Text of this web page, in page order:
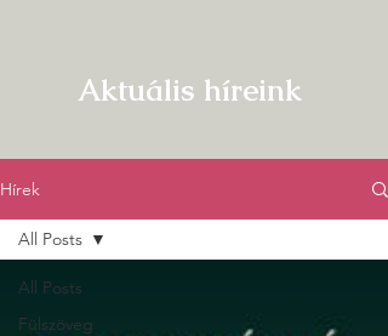
Aktuális híreink
Hírek
All Posts
Fülszöveg
All Posts